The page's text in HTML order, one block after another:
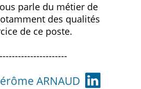
parle du métier de
des qualités
de ce poste.
ARNAUD